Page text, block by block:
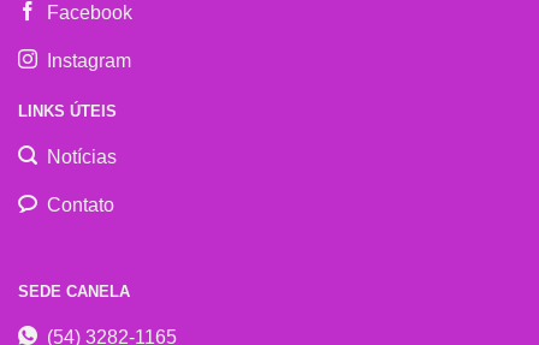
Facebook
Instagram
LINKS ÚTEIS
Notícias
Contato
SEDE CANELA
(54) 3282-1165